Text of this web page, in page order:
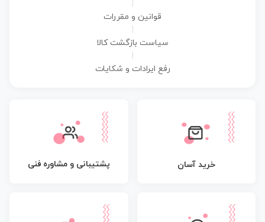
قوانین و مقررات
سیاست بازگشت کالا
رفع ایرادات و شکایات
خرید آسان پشتیبانی و مشاوره فنی